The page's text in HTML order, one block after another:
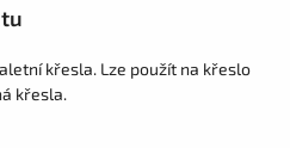
křesla. Lze použít na křeslo
křesla.